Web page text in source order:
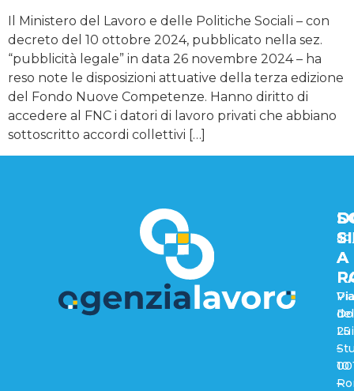
Il Ministero del Lavoro e delle Politiche Sociali – con
decreto del 10 ottobre 2024, pubblicato nella sez.
“pubblicità legale” in data 26 novembre 2024 – ha
reso note le disposizioni attuative della terza edizione
del Fondo Nuove Competenze. Hanno diritto di
accedere al FNC i datori di lavoro privati che abbiano
sottoscritto accordi collettivi […]
A
25
–
A
10
–